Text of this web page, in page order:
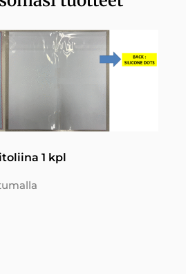
1 kpl